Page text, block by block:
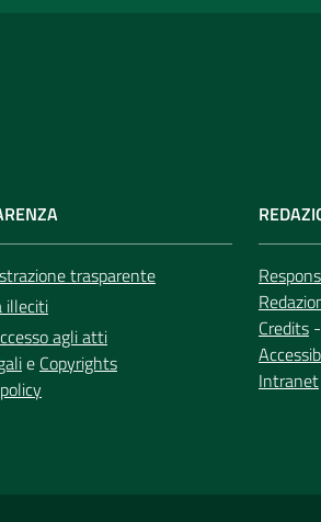
trasparente
illeciti
agli atti
e Copyrights
Credits -
Intranet